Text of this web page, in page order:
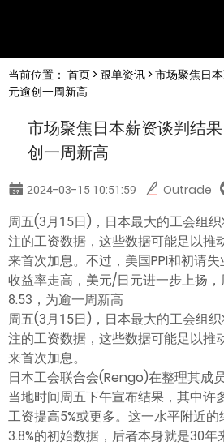
English
简体中文
한글
日本語
Tiếng việt
ไทย
当前位置： 首页> 跟单资讯> 市场聚焦日
元逾创一周新高
市场聚焦日本薪资谈判结
创一周新高
2024-03-15 10:51:59 Outrade
周五(3月15日)，日本最大的工会组
注的工资数据，这些数据可能足以推
来首次加息。不过，美国PPI和初请
收益率走高，美元/日元进一步上扬
8.53，为逾一周新高
周五(3月15日)，日本最大的工会组
注的工资数据，这些数据可能足以推
来首次加息。
日本工会联合会(Rengo)在整理其成
当地时间周五下午宣布结果，其中许
工资提高5%或更多。这一水平附近
3.8%的初始数据，后者本身就是30年